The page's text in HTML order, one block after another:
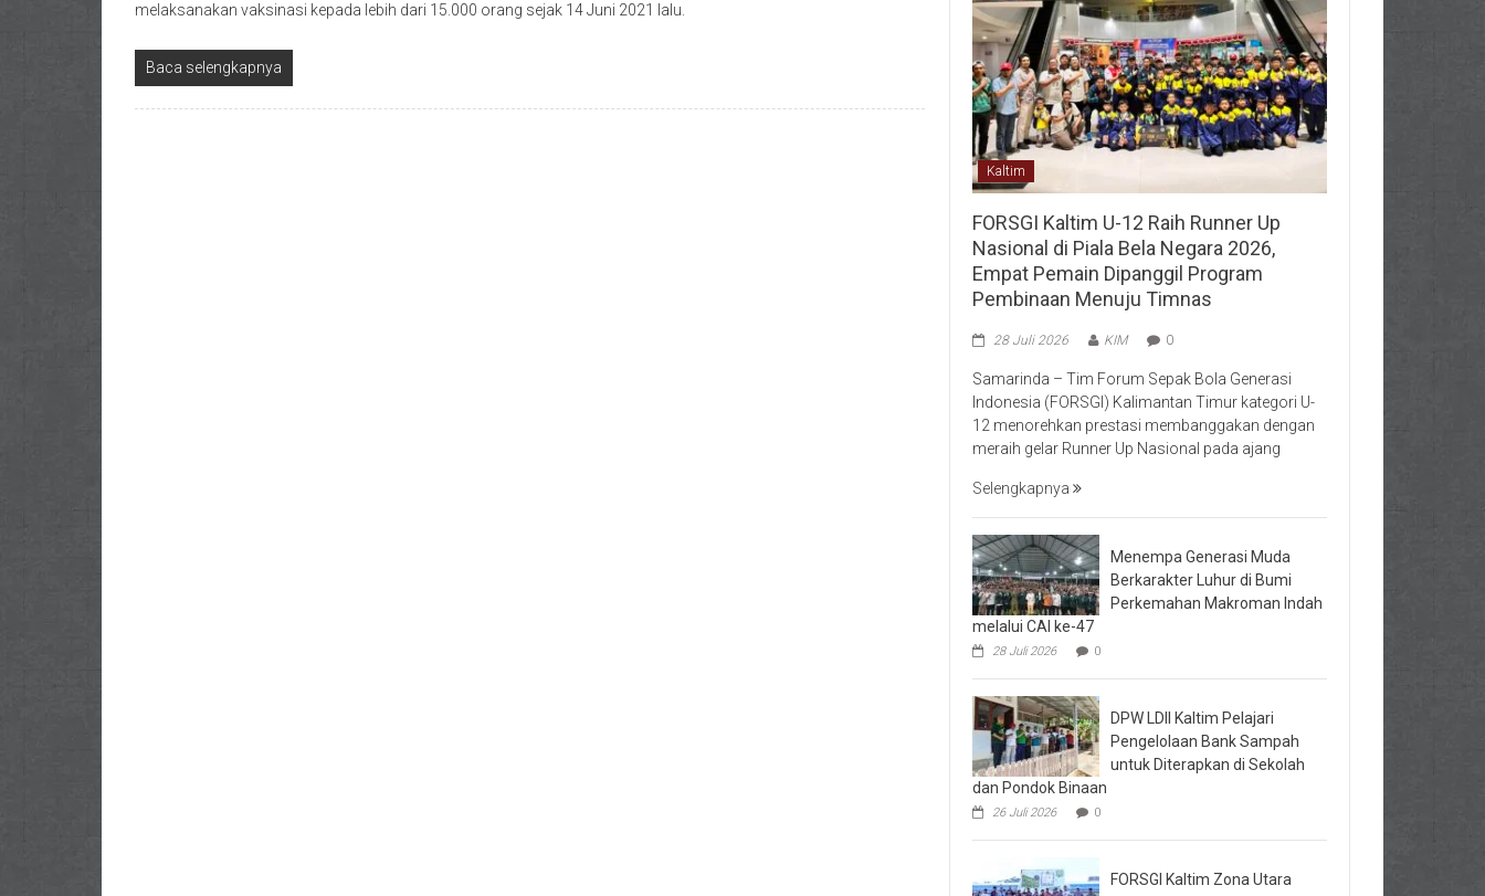
melaksanakan vaksinasi kepada lebih dari 15.000 orang sejak 14 Juni 2021 lalu.
Baca selengkapnya
Kaltim
FORSGI Kaltim U-12 Raih Runner Up
Nasional di Piala Bela Negara 2026,
Empat Pemain Dipanggil Program
Pembinaan Menuju Timnas
28 Juli 2026 KIM 0
Samarinda – Tim Forum Sepak Bola Generasi
Indonesia (FORSGI) Kalimantan Timur kategori U-
12 menorehkan prestasi membanggakan dengan
meraih gelar Runner Up Nasional pada ajang
Selengkapnya
Menempa Generasi Muda
Berkarakter Luhur di Bumi
Perkemahan Makroman Indah
melalui CAI ke-47
28 Juli 2026 0
DPW LDII Kaltim Pelajari
Pengelolaan Bank Sampah
untuk Diterapkan di Sekolah
dan Pondok Binaan
26 Juli 2026 0
FORSGI Kaltim Zona Utara